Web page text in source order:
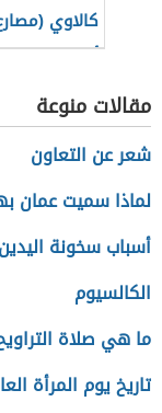
كالاوي
أمريكي)
مقالات منوعة
شعر عن التعاون
لماذا سميت عمان
أسباب سخونة اليدين
الكالسيوم
ما هي صلاة
تاريخ يوم المرأة